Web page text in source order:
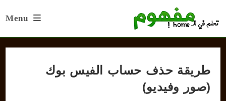
Menu
طريقة حذف حساب الفيس بوك
(صور وفيديو)